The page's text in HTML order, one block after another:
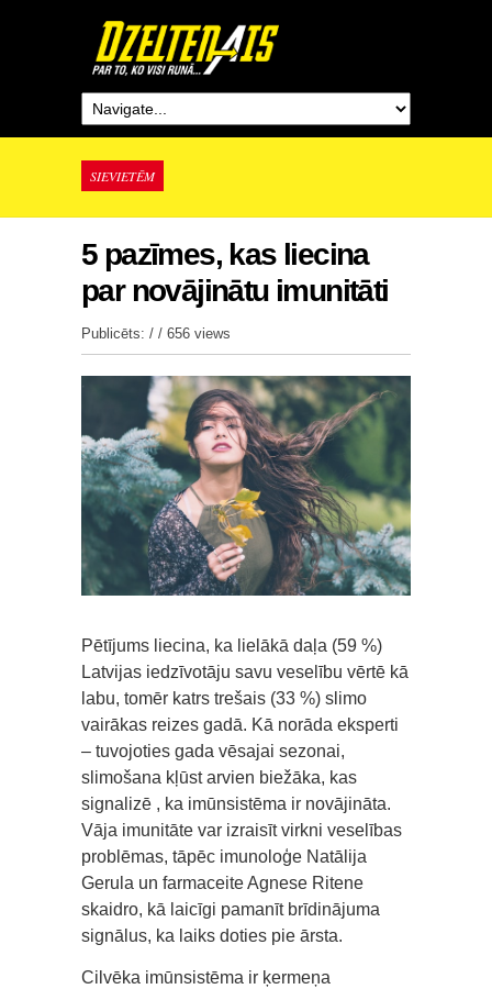
SIEVIETĒM
5 pazīmes, kas liecina
par novājinātu imunitāti
Publicēts: / / 656 views
Pētījums liecina, ka lielākā daļa (59 %)
Latvijas iedzīvotāju savu veselību vērtē kā
labu, tomēr katrs trešais (33 %) slimo
vairākas reizes gadā. Kā norāda eksperti
– tuvojoties gada vēsajai sezonai,
slimošana kļūst arvien biežāka, kas
signalizē , ka imūnsistēma ir novājināta.
Vāja imunitāte var izraisīt virkni veselības
problēmas, tāpēc imunoloģe Natālija
Gerula un farmaceite Agnese Ritene
skaidro, kā laicīgi pamanīt brīdinājuma
signālus, ka laiks doties pie ārsta.
Cilvēka imūnsistēma ir ķermeņa